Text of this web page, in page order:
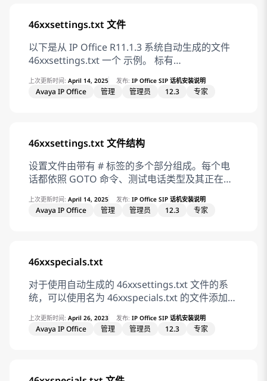
重新启动系统。 字段 说明 菜单编号 所设置功能的
菜单位置。 标签 用于在话机上显示的文本标签。
如果未输入标签，则使用所选操作的默认标签。也
可以通过有些话机上的菜单更改标签，请参阅相应
作。 操作数据 所选操作使用的参数。此处的选项
取决于所选按钮操作。 Related information 菜单
46xxsettings.txt 文件
以下是从 IP Office R11.1.3 系统自动生成的文件
46xxsettings.txt 一个 示例。 标有
AUTOGENERATEDSETTINGS的部分包括拥有值
的设置，这些值已自动调整以匹配 IP Office 系统
的配置设置。请注意，IP Office 还会根据请求文
NONAUTOGENERATEDSETTINGS标签后面的部
分含有为 IP Office 运行设置的固定值。 如果需要
添加或更改设置，建议使用单独的文件
46xxspecials.txt 执行此操作。请参阅
用于 IP Office R11.1.2.4 和更高版本的 Avaya
Workplace 客户端。 请注意，这只是一个示例文
AUTOGENERATED IF $MODEL4 SEQ 1603
GOTO 16XXAUTOGENERATEDSETTINGS IF
$MODEL4 SEQ 1608 GOTO
16XXAUTOGENERATEDSETTINGS IF $MODEL4
16XXAUTOGENERATEDSETTINGS IF $MODEL4
SEQ 9620 GOTO
96XXAUTOGENERATEDSETTINGS IF $MODEL4
上次更新时间: April 14, 2025 发布: IP Office SIP 话机安装说明
Avaya IP Office 管理 管理员 12.3 专家
46xxsettings.txt 文件结构
设置文件由带有 # 标签的多个部分组成。每个电
话都依照 GOTO 命令、测试电话类型及其正在使
用的信令来导航命令。
AUTOGENERATEDSETTINGS 这些部分包括的设
置会自动调整其值以匹配当前 IP Office 系统配
调整设置。 NONAUTOGENERATEDSETTINGS 这
些部分已包括为 IP Office 操作设置的固定值。 若
该文件存在，# END 区域将包含 GET
46xxspecial.txt。 Related information 设置文件
上次更新时间: April 14, 2025 发布: IP Office SIP 话机安装说明
Avaya IP Office 管理 管理员 12.3 专家
46xxspecials.txt
对于使用自动生成的 46xxsettings.txt 文件的系
统，可以使用名为 46xxspecials.txt 的文件添加其
他手动设置。将此类文件添加到系统后，命令
GET 46xxspecials.txt 显示为自动生成的
46xxsettings.txt 文件的最后一行。
46xxspecials.txt 文件需要手动创建，然后放置在
上次更新时间: April 26, 2023 发布: IP Office SIP 话机安装说明
Avaya IP Office 管理 管理员 12.3 专家